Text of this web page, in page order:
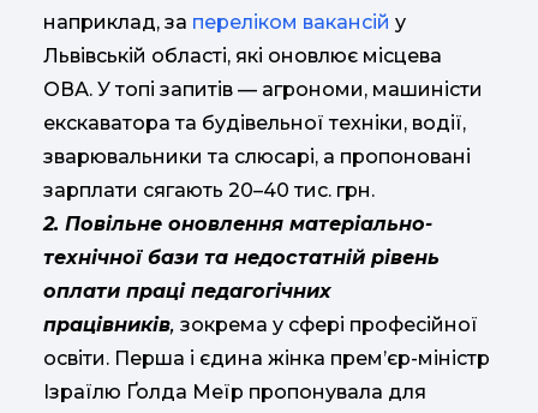
наприклад, за переліком вакансій у
Львівській області, які оновлює місцева
ОВА. У топі запитів — агрономи, машиністи
екскаватора та будівельної техніки, водії,
зварювальники та слюсарі, а пропоновані
зарплати сягають 20–40 тис. грн.
2. Повільне оновлення матеріально-
технічної бази та недостатній рівень
оплати праці педагогічних
працівників, зокрема у сфері професійної
освіти. Перша і єдина жінка прем’єр-міністр
Ізраїлю Ґолда Меїр пропонувала для